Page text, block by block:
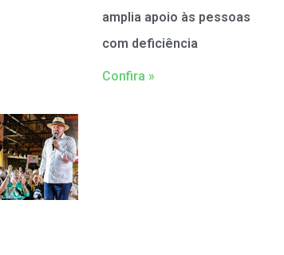
amplia apoio às pessoas
com deficiência
Confira »